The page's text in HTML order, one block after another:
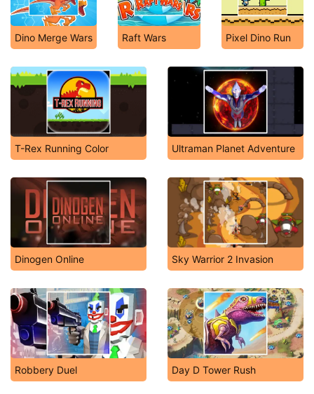
Dino Merge Wars Raft Wars Pixel Dino Run
T-Rex Running Color Ultraman Planet Adventure
Dinogen Online Sky Warrior 2 Invasion
Robbery Duel Day D Tower Rush